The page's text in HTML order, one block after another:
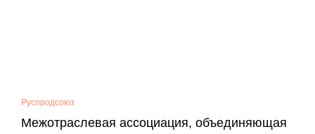
Руспродсоюз
Межотраслевая ассоциация, объединяющая